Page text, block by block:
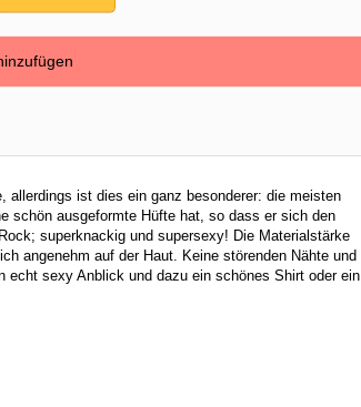
ist dies ein ganz besonderer: die meisten
schön ausgeformte Hüfte hat, so dass er sich den
superknackig und supersexy! Die Materialstärke
angenehm auf der Haut. Keine störenden Nähte und
sexy Anblick und dazu ein schönes Shirt oder ein